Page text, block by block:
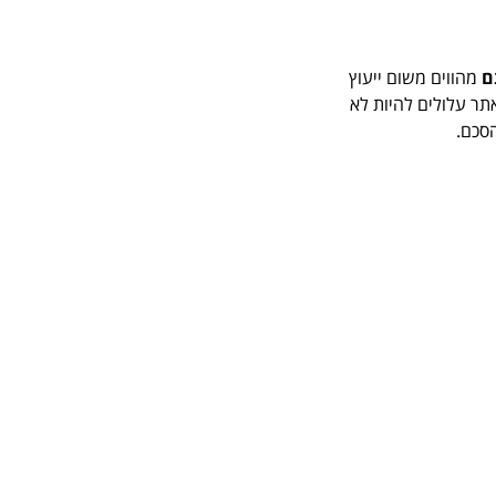
מהווים משום ייעוץ
עלולים להיות לא